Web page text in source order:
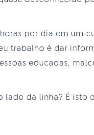
por dia em um
trabalho é dar
educadas,
lado da linha? É